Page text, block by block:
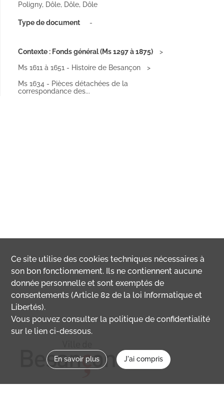
Poligny, Dôle, Dôle, Dôle
Type de document -
Contexte : Fonds général (Ms 1297 à 1875)
Ms 1611 à 1651 - Histoire de Besançon
Ms 1634 - Pièces détachées de la
correspondance des...
Ce site utilise descookies techniques nécessaires à
son bon fonctionnement. Ils ne contiennent aucune
donnée personnelle et sont exemptés de
consentements (Article 82 de la loi Informatique et
Libertés).
Vous pouvez consulter la politique de confidentialité
sur le lien ci-dessous.
En savoir plus J'ai compris